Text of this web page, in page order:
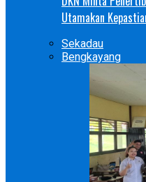
Utamakan
Sekadau
Bengkayang